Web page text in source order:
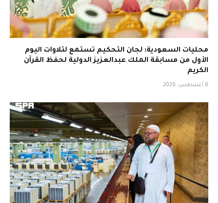
محليات السعودية: لجان التحكيم تستمع لتلاوات اليوم
الأول من مسابقة الملك عبدالعزيز الدولية لحفظ القرآن
الكريم
8 أغسطس، 2026